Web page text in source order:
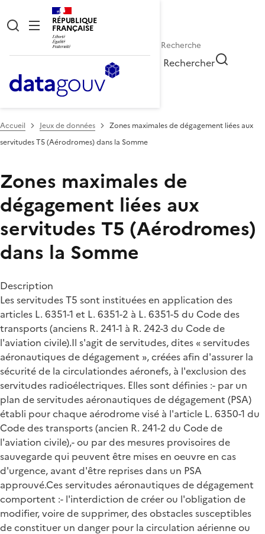
RÉPUBLIQUE
FRANÇAISE
Rechercher
Accueil Jeux de données
Zones maximales de dégagement liées aux
servitudes T5 (Aérodromes) dans la Somme
Zones maximales de
dégagement liées aux
servitudes T5 (Aérodromes)
dans la Somme
Description
Les servitudes T5 sont instituées en application des
articles L. 6351-1 et L. 6351-2 à L. 6351-5 du Code des
transports (anciens R. 241-1 à R. 242-3 du Code de
l'aviation civile).Il s'agit de servitudes, dites « servitudes
aéronautiques de dégagement », créées afin d'assurer la
sécurité de la circulationdes aéronefs, à l'exclusion des
servitudes radioélectriques. Elles sont définies :- par un
plan de servitudes aéronautiques de dégagement (PSA)
établi pour chaque aérodrome visé à l'article L. 6350-1 du
Code des transports (ancien R. 241-2 du Code de
l'aviation civile),- ou par des mesures provisoires de
sauvegarde qui peuvent être mises en oeuvre en cas
d'urgence, avant d'être reprises dans un PSA
approuvé.Ces servitudes aéronautiques de dégagement
comportent :- l'interdiction de créer ou l'obligation de
modifier, voire de supprimer, des obstacles susceptibles
de constituer un danger pour la circulation aérienne ou